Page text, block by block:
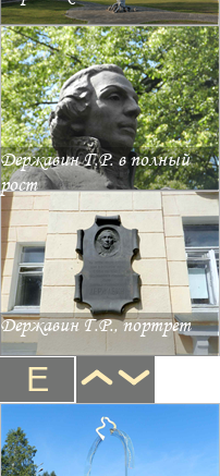
Державин Г.Р. в полный
рост
Державин Г.Р., портрет
Е